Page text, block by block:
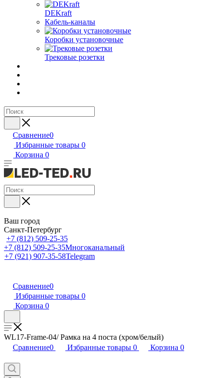
DEKraft
Кабель-каналы
Коробки установочные
Трековые розетки
Сравнение0
Избранные товары 0
Корзина 0
Ваш город
Санкт-Петербург
+7 (812) 509-25-35
+7 (812) 509-25-35Многоканальный
+7 (921) 907-35-58Telegram
Сравнение0
Избранные товары 0
Корзина 0
WL17-Frame-04/ Рамка на 4 поста (хром/белый)
Сравнение0 Избранные товары 0 Корзина 0